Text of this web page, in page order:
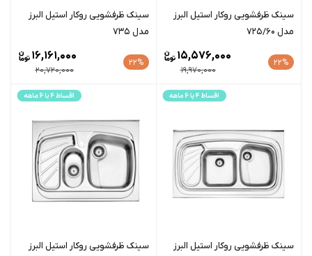
سينک ظرفشویی روکار استیل البرز
مدل 725/60
22%
19,970,000
15,576,000
سينک ظرفشویی روکار استیل البرز
مدل 735
22%
20,720,000
16,161,000
سينک ظرفشویی روکار استیل البرز
سينک ظرفشویی روکار استیل البرز